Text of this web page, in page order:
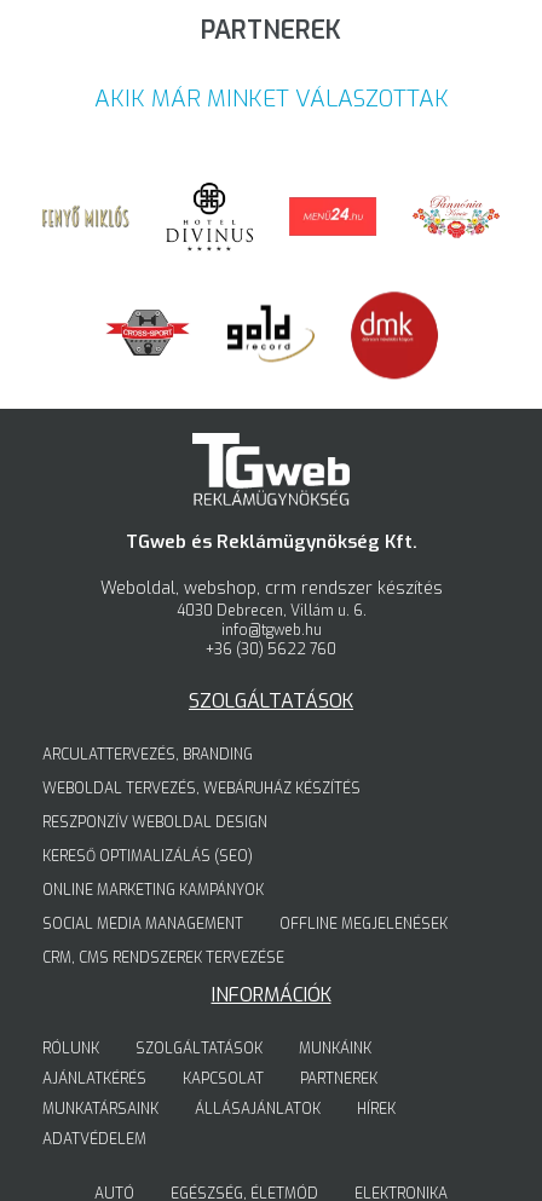
PARTNEREK
AKIK MÁR MINKET VÁLASZOTTAK
TGweb és Reklámügynökség Kft.
Weboldal, webshop, crm rendszer készítés
4030 Debrecen, Villám u. 6.
info@tgweb.hu
+36 (30) 5622 760
SZOLGÁLTATÁSOK
ARCULATTERVEZÉS, BRANDING
WEBOLDAL TERVEZÉS, WEBÁRUHÁZ KÉSZÍTÉS
RESZPONZÍV WEBOLDAL DESIGN
KERESŐ OPTIMALIZÁLÁS (SEO)
ONLINE MARKETING KAMPÁNYOK
SOCIAL MEDIA MANAGEMENT
OFFLINE MEGJELENÉSEK
CRM, CMS RENDSZEREK TERVEZÉSE
INFORMÁCIÓK
RÓLUNK SZOLGÁLTATÁSOK
MUNKÁINK
AJÁNLATKÉRÉS
KAPCSOLAT
PARTNEREK
MUNKATÁRSAINK
ÁLLÁSAJÁNLATOK
HÍREK
ADATVÉDELEM
AUTÓ EGÉSZSÉG, ÉLETMÓD ELEKTRONIKA